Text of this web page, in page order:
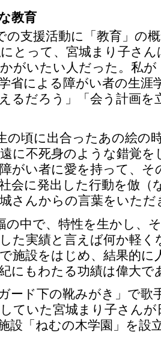
教育
の支援活動に「教育」の
とって、宮城まり子さ
がいたい人だった。私
省による障がい者の生涯
るだろう」「会う計画を
の頃に出合ったあの絵の
に不死身のような錯覚
がい者に愛を持って、そ
会に発出した行動を倣（
さんからの言葉をいた
の中で、特性を生かし、
た実績と言えば何か軽
施設をはじめ、結果的に
にもわたる功績は偉大で
ード下の靴みがき」で歌
ていた宮城まり子さん
設「ねむの木学園」を設